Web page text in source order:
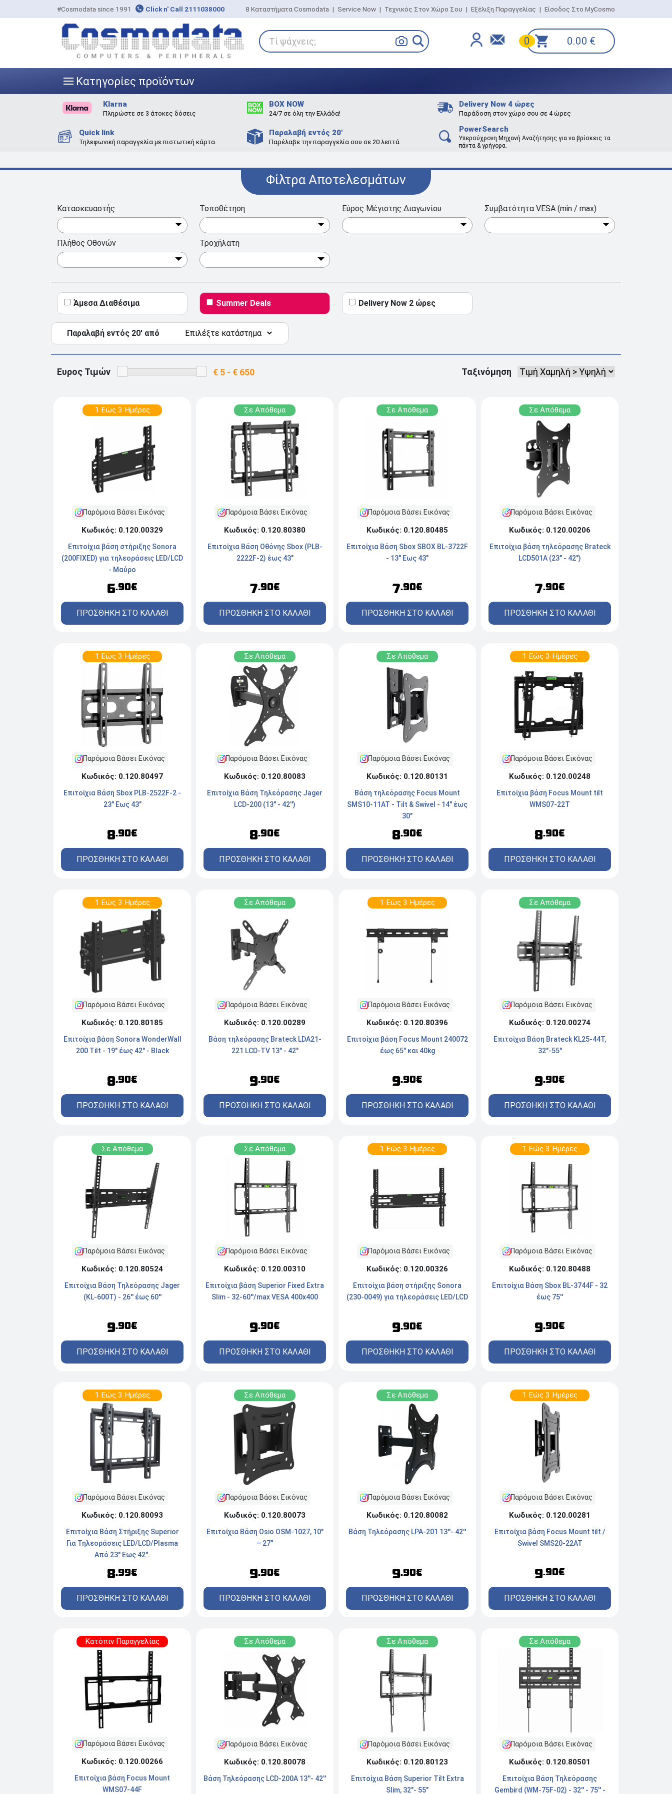
#Cosmodata since 1991 Click n' Call 2111038000 8 Καταστήματα Cosmodata | Service Now | Τεχνικός Στον Χώρο Σου | Εξέλιξη Παραγγελίας | Είσοδος Στο MyCosmo
Τί ψάχνεις; 0 0.00 €
||| Κατηγορίες προϊόντων
Klarna
Πληρώστε σε 3 άτοκες δόσεις
BOX NOW
24/7 σε όλη την Ελλάδα!
Delivery Now 4 ώρες
Παράδοση στον χώρο σου σε 4 ώρες
Quick link
Τηλεφωνική παραγγελία με πιστωτική κάρτα
Παραλαβή εντός 20'
Παρέλαβε την παραγγελία σου σε 20 λεπτά
PowerSearch
Υπερσύχρονη Μηχανή Αναζήτησης για να βρίσκεις τα
πάντα & γρήγορα.
Φίλτρα Αποτελεσμάτων
Κατασκευαστής Τοποθέτηση Εύρος Μέγιστης Διαγωνίου Συμβατότητα VESA (min / max)
Πλήθος Οθονών Τροχήλατη
Άμεσα Διαθέσιμα Summer Deals Delivery Now 2 ώρες
Παραλαβή εντός 20' από
Ευρος Τιμών Ταξινόμηση
1 Εώς 3 Ημέρες
Παρόμοια Βάσει Εικόνας
Κωδικός: 0.120.00329
Επιτοίχια βάση στήριξης Sonora
(200FIXED) για τηλεοράσεις LED/LCD
- Μαύρο
6.90€
ΠΡΟΣΘΗΚΗ ΣΤΟ ΚΑΛΑΘΙ
Σε Απόθεμα
Παρόμοια Βάσει Εικόνας
Κωδικός: 0.120.80380
Επιτοίχια Βάση Οθόνης Sbox (PLB-
2222F-2) έως 43"
7.90€
ΠΡΟΣΘΗΚΗ ΣΤΟ ΚΑΛΑΘΙ
Σε Απόθεμα
Παρόμοια Βάσει Εικόνας
Κωδικός: 0.120.80485
Επιτοίχια Βάση Sbox SBOX BL-3722F
- 13" Εως 43"
7.90€
ΠΡΟΣΘΗΚΗ ΣΤΟ ΚΑΛΑΘΙ
Σε Απόθεμα
Παρόμοια Βάσει Εικόνας
Κωδικός: 0.120.00206
Επιτοίχια βάση τηλεόρασης Brateck
LCD501A (23" - 42")
7.90€
ΠΡΟΣΘΗΚΗ ΣΤΟ ΚΑΛΑΘΙ
1 Εώς 3 Ημέρες
Παρόμοια Βάσει Εικόνας
Κωδικός: 0.120.80497
Επιτοίχια Βάση Sbox PLB-2522F-2 -
23" Εως 43"
8.90€
ΠΡΟΣΘΗΚΗ ΣΤΟ ΚΑΛΑΘΙ
Σε Απόθεμα
Παρόμοια Βάσει Εικόνας
Κωδικός: 0.120.80083
Επιτοίχια Βάση Τηλεόρασης Jager
LCD-200 (13" - 42'')
8.90€
ΠΡΟΣΘΗΚΗ ΣΤΟ ΚΑΛΑΘΙ
Σε Απόθεμα
Παρόμοια Βάσει Εικόνας
Κωδικός: 0.120.80131
Βάση τηλεόρασης Focus Mount
SMS10-11AT - Tilt & Swivel - 14" έως
30"
8.90€
ΠΡΟΣΘΗΚΗ ΣΤΟ ΚΑΛΑΘΙ
1 Εώς 3 Ημέρες
Παρόμοια Βάσει Εικόνας
Κωδικός: 0.120.00248
Επιτοίχια βάση Focus Mount tilt
WMS07-22T
8.90€
ΠΡΟΣΘΗΚΗ ΣΤΟ ΚΑΛΑΘΙ
1 Εώς 3 Ημέρες
Παρόμοια Βάσει Εικόνας
Κωδικός: 0.120.80185
Επιτοίχια βάση Sonora WonderWall
200 Tilt - 19" έως 42" - Black
8.90€
ΠΡΟΣΘΗΚΗ ΣΤΟ ΚΑΛΑΘΙ
Σε Απόθεμα
Παρόμοια Βάσει Εικόνας
Κωδικός: 0.120.00289
Βάση τηλεόρασης Brateck LDA21-
221 LCD-TV 13" - 42"
9.90€
ΠΡΟΣΘΗΚΗ ΣΤΟ ΚΑΛΑΘΙ
1 Εώς 3 Ημέρες
Παρόμοια Βάσει Εικόνας
Κωδικός: 0.120.80396
Επιτοίχια βάση Focus Mount 240072
έως 65" και 40kg
9.90€
ΠΡΟΣΘΗΚΗ ΣΤΟ ΚΑΛΑΘΙ
Σε Απόθεμα
Παρόμοια Βάσει Εικόνας
Κωδικός: 0.120.00274
Επιτοίχια Βάση Brateck KL25-44T,
32"-55"
9.90€
ΠΡΟΣΘΗΚΗ ΣΤΟ ΚΑΛΑΘΙ
Σε Απόθεμα
Παρόμοια Βάσει Εικόνας
Κωδικός: 0.120.80524
Επιτοίχια Βάση Τηλεόρασης Jager
(KL-600T) - 26'' έως 60''
9.90€
ΠΡΟΣΘΗΚΗ ΣΤΟ ΚΑΛΑΘΙ
Σε Απόθεμα
Παρόμοια Βάσει Εικόνας
Κωδικός: 0.120.00310
Επιτοίχια βάση Superior Fixed Extra
Slim - 32-60''/max VESA 400x400
9.90€
ΠΡΟΣΘΗΚΗ ΣΤΟ ΚΑΛΑΘΙ
1 Εώς 3 Ημέρες
Παρόμοια Βάσει Εικόνας
Κωδικός: 0.120.00326
Επιτοίχια βάση στήριξης Sonora
(230-0049) για τηλεοράσεις LED/LCD
9.90€
ΠΡΟΣΘΗΚΗ ΣΤΟ ΚΑΛΑΘΙ
1 Εώς 3 Ημέρες
Παρόμοια Βάσει Εικόνας
Κωδικός: 0.120.80488
Επιτοίχια Βάση Sbox BL-3744F - 32
έως 75''
9.90€
ΠΡΟΣΘΗΚΗ ΣΤΟ ΚΑΛΑΘΙ
1 Εώς 3 Ημέρες
Παρόμοια Βάσει Εικόνας
Κωδικός: 0.120.80093
Επιτοίχια Βάση Στήριξης Superior
Για Τηλεοράσεις LED/LCD/Plasma
Από 23" Εως 42".
8.99€
ΠΡΟΣΘΗΚΗ ΣΤΟ ΚΑΛΑΘΙ
Σε Απόθεμα
Παρόμοια Βάσει Εικόνας
Κωδικός: 0.120.80073
Επιτοίχια Βάση Osio OSM-1027, 10"
– 27"
9.90€
ΠΡΟΣΘΗΚΗ ΣΤΟ ΚΑΛΑΘΙ
Σε Απόθεμα
Παρόμοια Βάσει Εικόνας
Κωδικός: 0.120.80082
Βάση Τηλεόρασης LPA-201 13''- 42''
9.90€
ΠΡΟΣΘΗΚΗ ΣΤΟ ΚΑΛΑΘΙ
1 Εώς 3 Ημέρες
Παρόμοια Βάσει Εικόνας
Κωδικός: 0.120.00281
Επιτοίχια βάση Focus Mount tilt /
Swivel SMS20-22AT
9.90€
ΠΡΟΣΘΗΚΗ ΣΤΟ ΚΑΛΑΘΙ
Κατόπιν Παραγγελίας
Παρόμοια Βάσει Εικόνας
Κωδικός: 0.120.00266
Επιτοίχια βάση Focus Mount
WMS07-44F
Σε Απόθεμα
Παρόμοια Βάσει Εικόνας
Κωδικός: 0.120.80078
Βάση Τηλεόρασης LCD-200A 13''- 42''
Σε Απόθεμα
Παρόμοια Βάσει Εικόνας
Κωδικός: 0.120.80123
Επιτοίχια Βάση Superior Tilt Extra
Slim, 32"- 55"
Σε Απόθεμα
Παρόμοια Βάσει Εικόνας
Κωδικός: 0.120.80501
Επιτοίχια Βάση Τηλεόρασης
Gembird (WM-75F-02) - 32'' - 75'' -